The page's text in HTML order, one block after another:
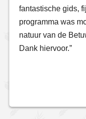
fantastische gids,
programma was
natuur van de
Dank hiervoor.”